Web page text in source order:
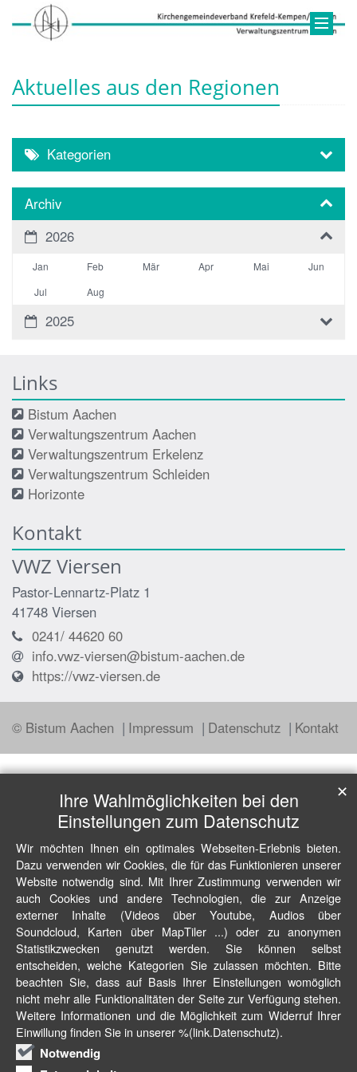
Aktuelles aus den Regionen
Kategorien
Archiv
2026
Jan Feb Mär Apr Mai
Jun
Jul
Aug
2025
Links
Bistum Aachen
Verwaltungszentrum Aachen
Verwaltungszentrum Erkelenz
Verwaltungszentrum Schleiden
Horizonte
Kontakt
VWZ Viersen
Pastor-Lennartz-Platz 1
41748 Viersen
0241/ 44620 60
info.vwz-viersen@bistum-aachen.de
https://vwz-viersen.de
© Bistum Aachen Impressum Datenschutz Kontakt
Ihre Wahlmöglichkeiten bei den
Einstellungen zum Datenschutz
Wir möchten Ihnen ein optimales Webseiten-Erlebnis bieten.
Dazu verwenden wir Cookies, die für das Funktionieren unserer
Website notwendig sind. Mit Ihrer Zustimmung verwenden wir
auch Cookies und andere Technologien, die zur Anzeige
externer Inhalte (Videos über Youtube, Audios über
Soundcloud, Karten über MapTiler ...) oder zu anonymen
Statistikzwecken genutzt werden. Sie können selbst
entscheiden, welche Kategorien Sie zulassen möchten. Bitte
beachten Sie, dass auf Basis Ihrer Einstellungen womöglich
nicht mehr alle Funktionalitäten der Seite zur Verfügung stehen.
Weitere Informationen und die Möglichkeit zum Widerruf Ihrer
Einwillung finden Sie in unserer %(link.Datenschutz).
Notwendig
✕